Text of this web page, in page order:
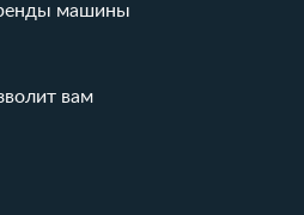
машины
вам